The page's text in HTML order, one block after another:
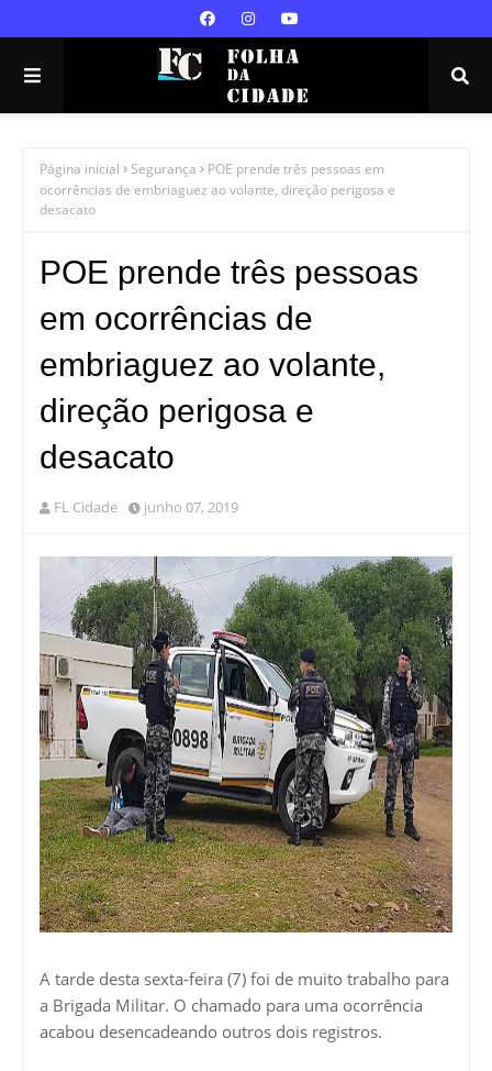
Página inicial Segurança
POE prende três pessoas em
ocorrências de embriaguez ao volante, direção perigosa e
desacato
POE prende três pessoas
em ocorrências de
embriaguez ao volante,
direção perigosa e
desacato
FL Cidade junho 07, 2019
A tarde desta sexta-feira (7) foi de muito trabalho para
a Brigada Militar. O chamado para uma ocorrência
acabou desencadeando outros dois registros.